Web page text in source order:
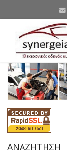
ΑΝΑΖΗΤΗΣΗ